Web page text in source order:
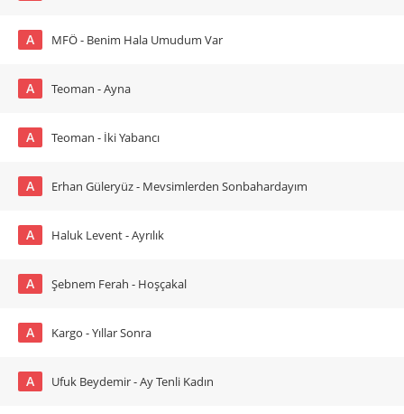
A MFÖ - Benim Hala Umudum Var
A Teoman - Ayna
A Teoman - İki Yabancı
A Erhan Güleryüz - Mevsimlerden Sonbahardayım
A Haluk Levent - Ayrılık
A Şebnem Ferah - Hoşçakal
A Kargo - Yıllar Sonra
A Ufuk Beydemir - Ay Tenli Kadın